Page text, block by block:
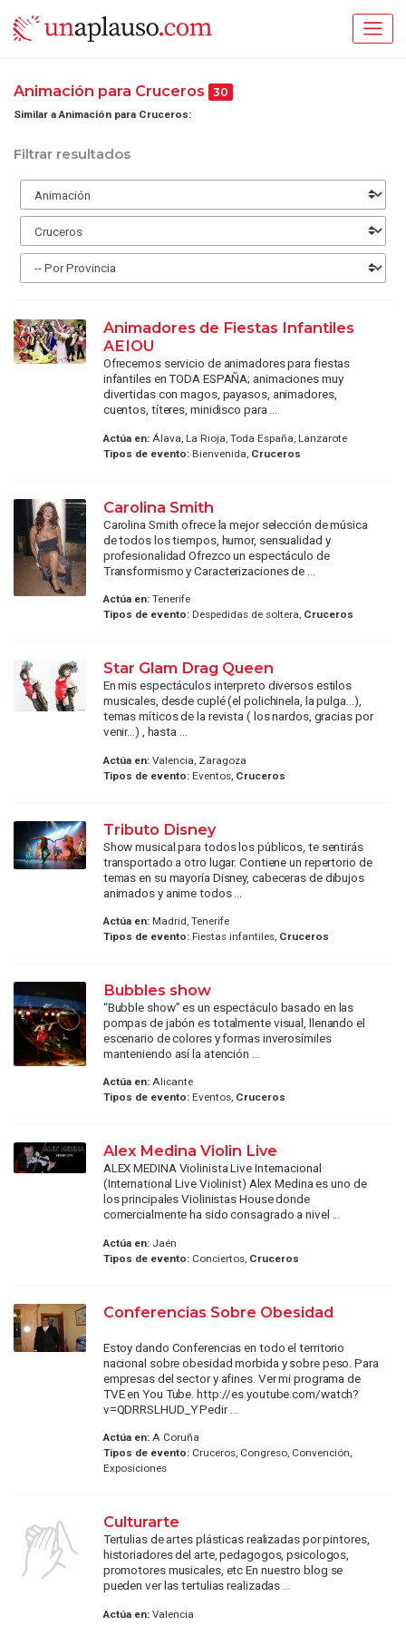
Animación para Cruceros 30
Similar a Animación para Cruceros:
Filtrar resultados
Animadores de Fiestas Infantiles
AEIOU
Ofrecemos servicio de animadores para fiestas
infantiles en TODA ESPAÑA; animaciones muy
divertidas con magos, payasos, animadores,
cuentos, títeres, minidisco para ...
Actúa en:Álava, La Rioja, Toda España, Lanzarote
Tipos de evento:Bienvenida, Cruceros
Carolina Smith
Carolina Smith ofrece la mejor selección de música
de todos los tiempos, humor, sensualidad y
profesionalidad Ofrezco un espectáculo de
Transformismo y Caracterizaciones de ...
Actúa en:Tenerife
Tipos de evento:Despedidas de soltera, Cruceros
Star Glam Drag Queen
En mis espectáculos interpreto diversos estilos
musicales, desde cuplé (el polichinela, la pulga...),
temas míticos de la revista ( los nardos, gracias por
venir...) , hasta ...
Actúa en:Valencia, Zaragoza
Tipos de evento:Eventos, Cruceros
Tributo Disney
Show musical para todos los públicos, te sentirás
transportado a otro lugar. Contiene un repertorio de
temas en su mayoría Disney, cabeceras de dibujos
animados y anime todos ...
Actúa en:Madrid, Tenerife
Tipos de evento:Fiestas infantiles, Cruceros
Bubbles show
“Bubble show” es un espectáculo basado en las
pompas de jabón es totalmente visual, llenando el
escenario de colores y formas inverosímiles
manteniendo así la atención ...
Actúa en:Alicante
Tipos de evento:Eventos, Cruceros
Alex Medina Violin Live
ALEX MEDINA Violinista Live Internacional
(International Live Violinist) Alex Medina es uno de
los principales Violinistas House donde
comercialmente ha sido consagrado a nivel ...
Actúa en:Jaén
Tipos de evento:Conciertos, Cruceros
Conferencias Sobre Obesidad
Estoy dando Conferencias en todo el territorio
nacional sobre obesidad morbida y sobre peso. Para
empresas del sector y afines. Ver mi programa de
TVE en You Tube. http://es.youtube.com/watch?
v=QDRRSLHUD_Y Pedir ...
Actúa en:A Coruña
Tipos de evento:Cruceros, Congreso, Convención,
Exposiciones
Culturarte
Tertulias de artes plásticas realizadas por pintores,
historiadores del arte, pedagogos, psicologos,
promotores musicales, etc En nuestro blog se
pueden ver las tertulias realizadas ...
Actúa en:Valencia